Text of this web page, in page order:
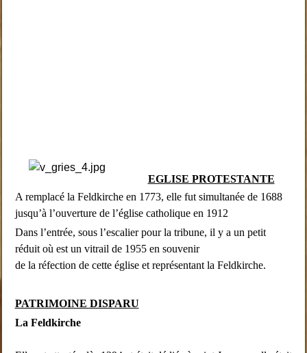
EGLISE PROTESTANTE
A remplacé la Feldkirche en 1773, elle fut simultanée de 1688
jusqu’à l’ouverture de l’église catholique en 1912
Dans l’entrée, sous l’escalier pour la tribune, il y a un petit
réduit où est un vitrail de 1955 en souvenir
de la réfection de cette église et représentant la Feldkirche.
PATRIMOINE DISPARU
La Feldkirche